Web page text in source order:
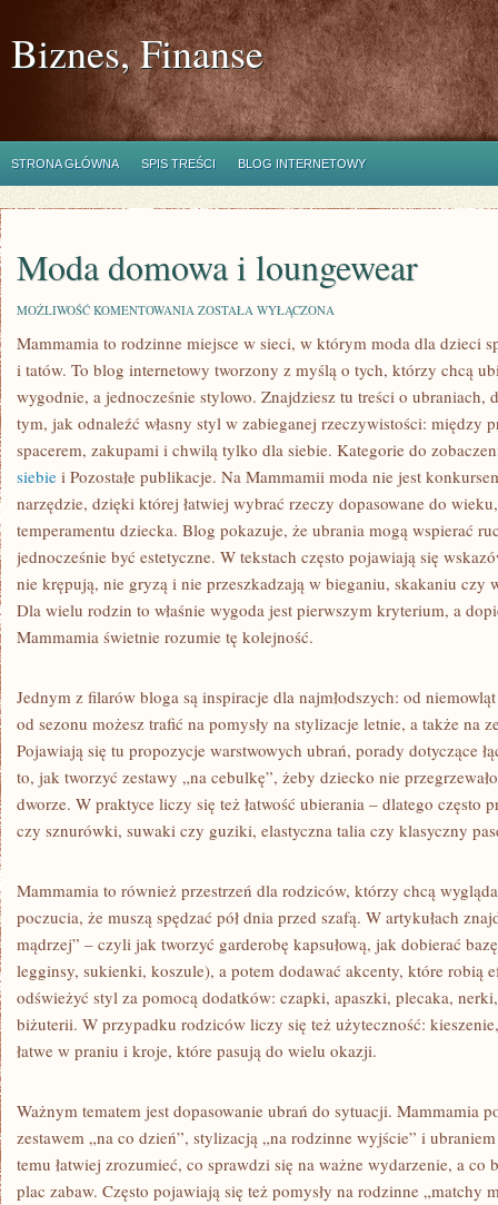
Biznes, Finanse
STRONA GŁÓWNA SPIS TREŚCI BLOG INTERNETOWY
Moda domowa i loungewear
MOŻLIWOŚĆ KOMENTOWANIA MODA
I
LOUNGEWEAR
ZOSTAŁA WYŁĄCZONA
Mammamia to rodzinne miejsce w sieci, w którym moda dla dzieci
i tatów. To blog internetowy tworzony z myślą o tych, którzy chcą
wygodnie, a jednocześnie stylowo. Znajdziesz tu treści o ubraniach,
tym, jak odnaleźć własny styl w zabieganej rzeczywistości: między
spacerem, zakupami i chwilą tylko dla siebie. Kategorie do
siebie i Pozostałe publikacje. Na Mammamii moda nie jest
narzędzie, dzięki której łatwiej wybrać rzeczy dopasowane do
temperamentu dziecka. Blog pokazuje, że ubrania mogą wspierać
jednocześnie być estetyczne. W tekstach często pojawiają się
nie krępują, nie gryzą i nie przeszkadzają w bieganiu, skakaniu czy
Dla wielu rodzin to właśnie wygoda jest pierwszym kryterium, a
Mammamia świetnie rozumie tę kolejność.
Jednym z filarów bloga są inspiracje dla najmłodszych: od
od sezonu możesz trafić na pomysły na stylizacje letnie, a także na
Pojawiają się tu propozycje warstwowych ubrań, porady dotyczące
to, jak tworzyć zestawy „na cebulkę”, żeby dziecko nie
dworze. W praktyce liczy się też łatwość ubierania – dlatego często
czy sznurówki, suwaki czy guziki, elastyczna talia czy klasyczny
Mammamia to również przestrzeń dla rodziców, którzy chcą
poczucia, że muszą spędzać pół dnia przed szafą. W artykułach
mądrzej” – czyli jak tworzyć garderobę kapsułową, jak dobierać
legginsy, sukienki, koszule), a potem dodawać akcenty, które robią
odświeżyć styl za pomocą dodatków: czapki, apaszki, plecaka,
biżuterii. W przypadku rodziców liczy się też użyteczność:
łatwe w praniu i kroje, które pasują do wielu okazji.
Ważnym tematem jest dopasowanie ubrań do sytuacji. Mammamia
zestawem „na co dzień”, stylizacją „na rodzinne wyjście” i
temu łatwiej zrozumieć, co sprawdzi się na ważne wydarzenie, a co
plac zabaw. Często pojawiają się też pomysły na rodzinne „matchy